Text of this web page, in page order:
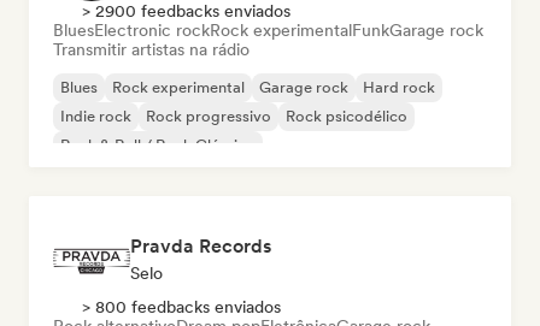
> 2900 feedbacks enviados
BluesElectronic rockRock experimentalFunkGarage rock
Transmitir artistas na rádio
Blues Rock experimental Garage rock
Hard rock
Indie rock
Rock progressivo
Rock psicodélico
Rock & Roll / Rock Clássico
Pravda Records
Selo
> 800 feedbacks enviados